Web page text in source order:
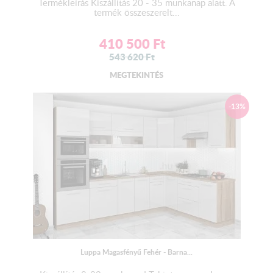
Az alapár NEM tartalmazza a mosogató tálcát!
Kiváló minőségű gyártótól származó rozsdamentes
Választható belevágós 1 mély+cseppes változatban.
2 db végzáró
1 db homorú - 1 db domború sarokfordító
Az alapárNEM tartalmazza
FONTOS!
termék összeszerelt...
410 500 Ft
543 620Ft
MEGTEKINTÉS
-13%
Luppa Magasfényű Fehér - Barna...